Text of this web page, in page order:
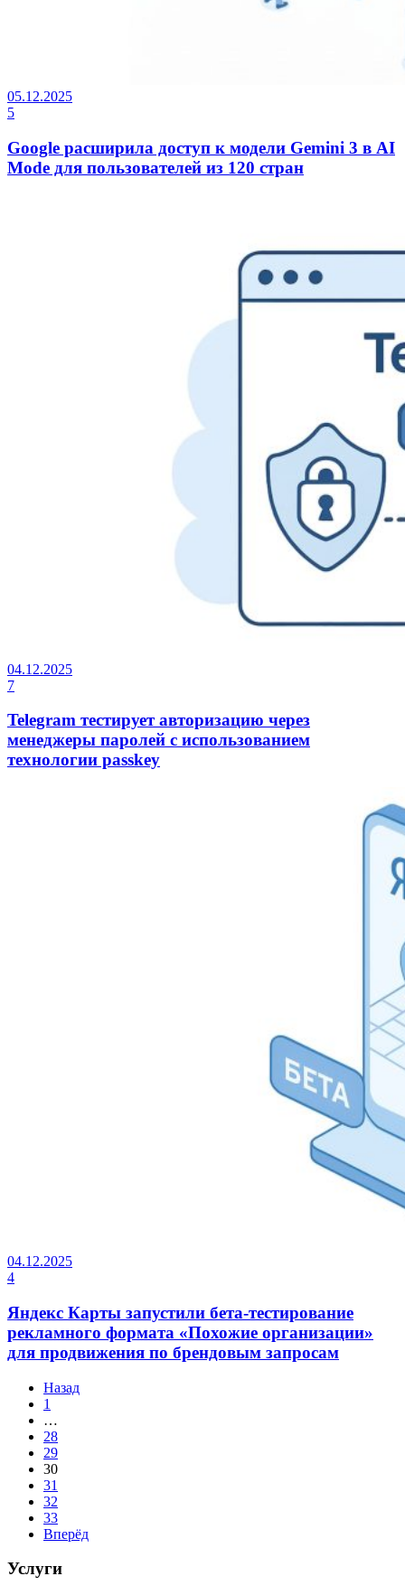
05.12.2025
5
Google расширила доступ к модели Gemini 3 в AI
Mode для пользователей из 120 стран
04.12.2025
7
Telegram тестирует авторизацию через
менеджеры паролей с использованием
технологии passkey
04.12.2025
4
Яндекс Карты запустили бета-тестирование
рекламного формата «Похожие организации»
для продвижения по брендовым запросам
Назад
1
…
28
29
30
31
32
33
Вперёд
Услуги